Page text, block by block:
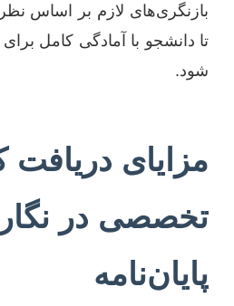
بازنگری‌های لازم بر اساس
تا دانشجو با آمادگی کامل
شود.
مزایای
تخصصی در
پایان‌نامه